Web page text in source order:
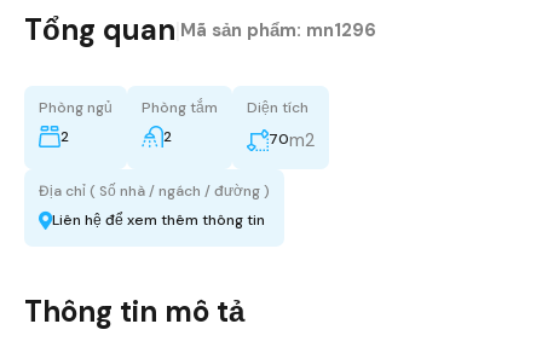
Tổng quan Mã sản phẩm: mn1296
Phòng ngủ
2
Phòng tắm
2
Diện tích
70m2
Địa chỉ ( Số nhà / ngách / đường )
Liên hệ để xem thêm thông tin
Thông tin mô tả